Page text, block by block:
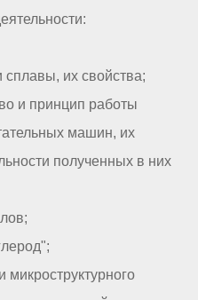
их свойства;
и принцип работы
машин, их
полученных в них